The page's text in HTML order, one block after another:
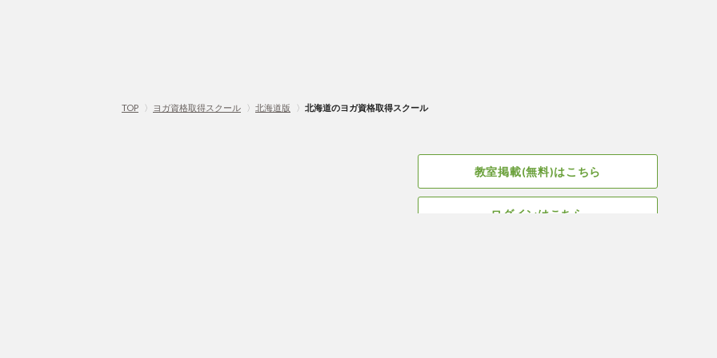
TOP 〉 ヨガ資格取得スクール 〉 北海道版 〉 北海道のヨガ資格取得スクール
教室掲載(無料)はこちら
ログインはこちら